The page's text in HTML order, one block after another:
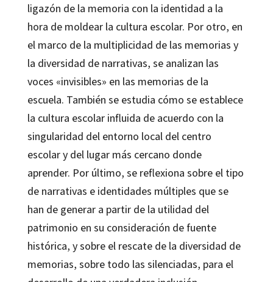
ligazón de la memoria con la identidad a la
hora de moldear la cultura escolar. Por otro, en
el marco de la multiplicidad de las memorias y
la diversidad de narrativas, se analizan las
voces «invisibles» en las memorias de la
escuela. También se estudia cómo se establece
la cultura escolar influida de acuerdo con la
singularidad del entorno local del centro
escolar y del lugar más cercano donde
aprender. Por último, se reflexiona sobre el tipo
de narrativas e identidades múltiples que se
han de generar a partir de la utilidad del
patrimonio en su consideración de fuente
histórica, y sobre el rescate de la diversidad de
memorias, sobre todo las silenciadas, para el